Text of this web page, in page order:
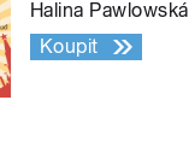
Halina Pawlowská
Koupit